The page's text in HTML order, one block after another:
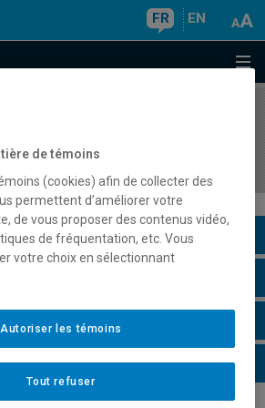
FR EN
de témoins
(cookies) afin de collecter des
permettent d’améliorer votre
de vous proposer des contenus vidéo,
de fréquentation, etc. Vous
votre choix en sélectionnant
Tout refuser
Autoriser les témoins